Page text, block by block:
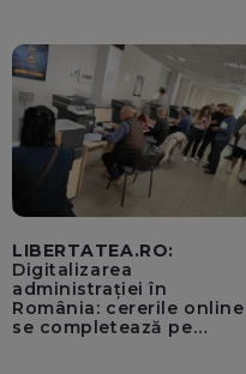
LIBERTATEA.RO:
Digitalizarea
administrației în
România: cererile online
se completează pe